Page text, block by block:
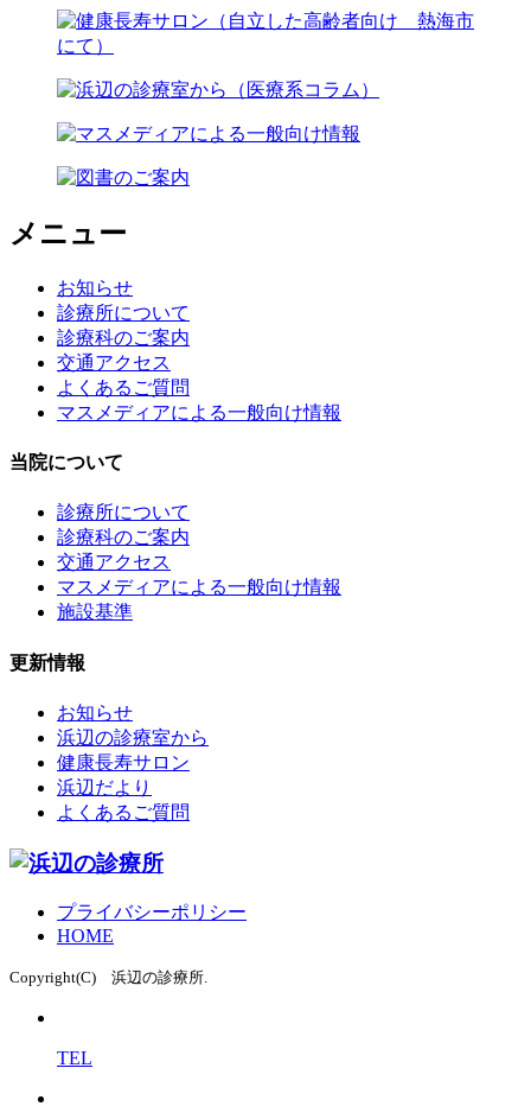
メニュー
お知らせ
診療所について
診療科のご案内
交通アクセス
よくあるご質問
マスメディアによる一般向け情報
当院について
診療所について
診療科のご案内
交通アクセス
マスメディアによる一般向け情報
施設基準
更新情報
お知らせ
浜辺の診療室から
健康長寿サロン
浜辺だより
よくあるご質問
プライバシーポリシー
HOME
Copyright(C) 浜辺の診療所.
TEL